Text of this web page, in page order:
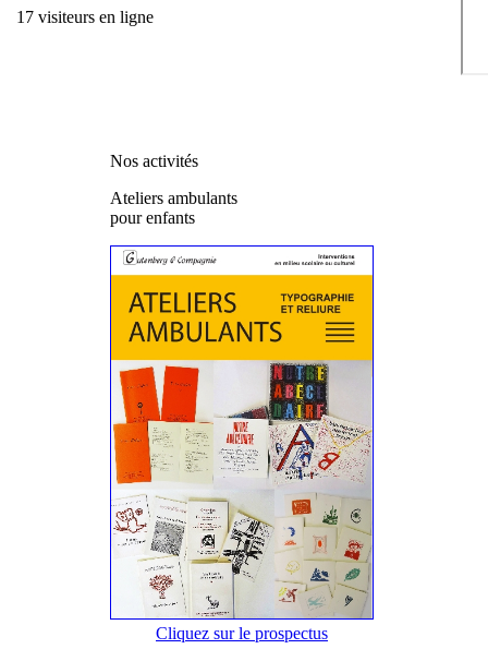
17 visiteurs en ligne
Nos activités
Ateliers ambulants
pour enfants
Cliquez sur le prospectus